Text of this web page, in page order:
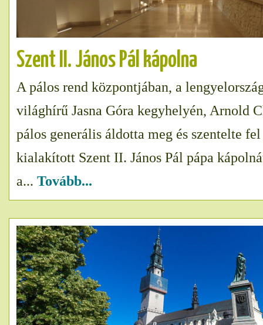
Szent II. János Pál kápolna
A pálos rend központjában, a
világhírű Jasna Góra kegyhelyén, Arnold
pálos generális áldotta meg és szentelte
kialakított Szent II. János Pál pápa
a... Tovább...